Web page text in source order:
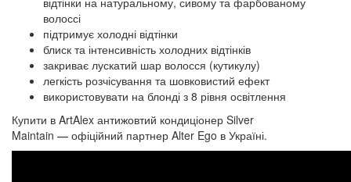
волоссі
підтримує холодні відтінки
блиск та інтенсивність холодних відтінків
закриває лускатий шар волосся (кутикулу)
легкість розчісування та шовковистий ефект
використовувати на блонді з 8 рівня освітлення
Купити в ArtAlex антижовтий кондиціонер Silver
Maintain — офіційний партнер Alter Ego в Україні.